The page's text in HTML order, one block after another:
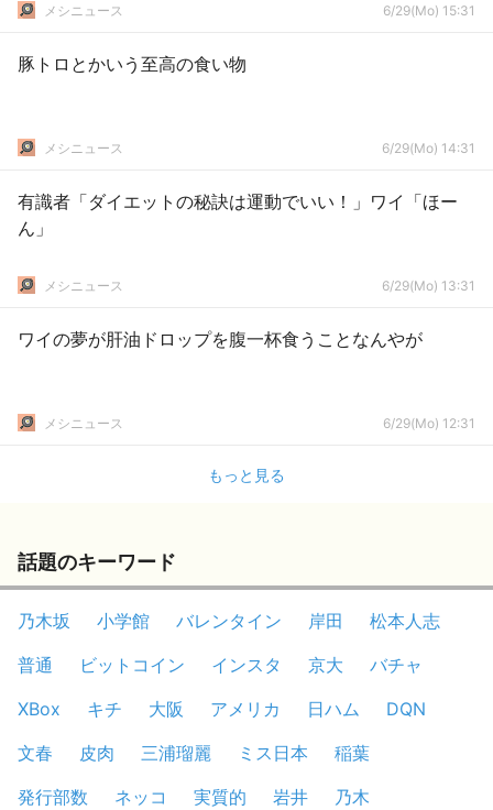
メシニュース 6/29(Mo) 15:31
豚トロとかいう至高の食い物
メシニュース 6/29(Mo) 14:31
有識者「ダイエットの秘訣は運動でいい！」ワイ「ほー
ん」
メシニュース 6/29(Mo) 13:31
ワイの夢が肝油ドロップを腹一杯食うことなんやが
メシニュース 6/29(Mo) 12:31
もっと見る
話題のキーワード
乃木坂 小学館 バレンタイン 岸田
松本人志
普通
ビットコイン インスタ 京大
バチャ
XBox
キチ 大阪 アメリカ 日ハム
DQN
文春
皮肉 三浦瑠麗 ミス日本
稲葉
発行部数
ネッコ 実質的 岩井
乃木